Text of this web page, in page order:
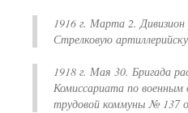
1916 г. Марта 2. Дивизион
Стрелковую
1918 г. Мая 30. Бригада
Комиссариата по военным
трудовой коммуны № 137